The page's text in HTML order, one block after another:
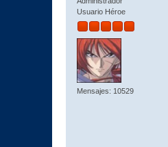
Usuario Héroe
Mensajes: 10529